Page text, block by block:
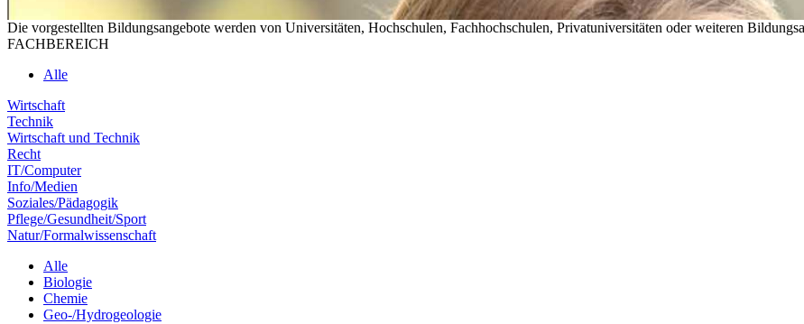
Die vorgestellten Bildungsangebote werden von Universitäten, Hochschulen, Fachhochschulen, Privatuniversitäten oder weiteren
FACHBEREICH
Alle
Wirtschaft
Technik
Wirtschaft und Technik
Recht
IT/Computer
Info/Medien
Soziales/Pädagogik
Pflege/Gesundheit/Sport
Natur/Formalwissenschaft
Alle
Biologie
Chemie
Geo-/Hydrogeologie